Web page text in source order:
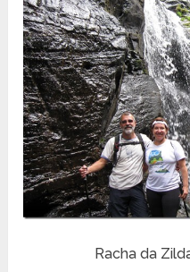
Racha da